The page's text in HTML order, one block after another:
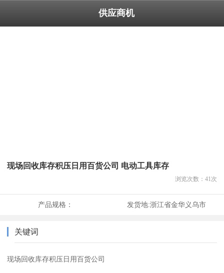
供应商机
现场回收库存积压日用百货公司 电动工具库存
浏览次数： 41 次
产品规格： 发货地:浙江省金华义乌市
关键词
现场回收库存积压日用百货公司